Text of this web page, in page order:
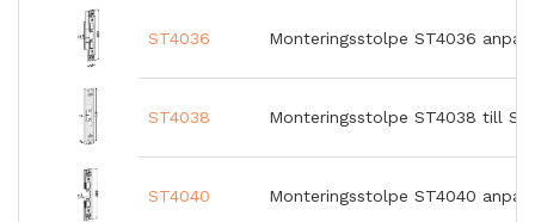
ST4036 Monteringsstolpe ST4036
ST4038 Monteringsstolpe ST4038 till
ST4040 Monteringsstolpe ST4040